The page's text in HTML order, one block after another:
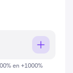
en +1000%